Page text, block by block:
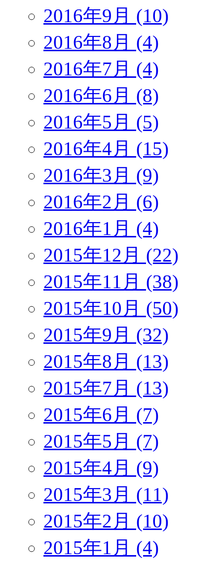
2016年9月 (10)
2016年8月 (4)
2016年7月 (4)
2016年6月 (8)
2016年5月 (5)
2016年4月 (15)
2016年3月 (9)
2016年2月 (6)
2016年1月 (4)
2015年12月 (22)
2015年11月 (38)
2015年10月 (50)
2015年9月 (32)
2015年8月 (13)
2015年7月 (13)
2015年6月 (7)
2015年5月 (7)
2015年4月 (9)
2015年3月 (11)
2015年2月 (10)
2015年1月 (4)